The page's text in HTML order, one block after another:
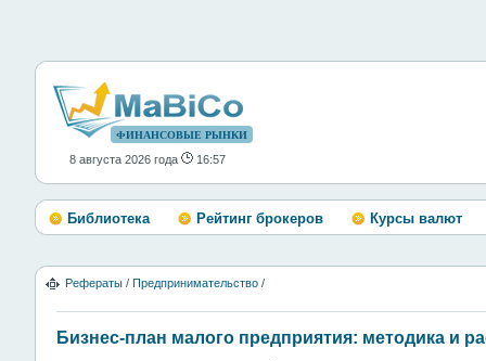
ФИНАНСОВЫЕ РЫНКИ
8 августа 2026 года 16:57
Библиотека Рейтинг брокеров Курсы валют
Рефераты / Предпринимательство /
Бизнес-план малого предприятия: методика и